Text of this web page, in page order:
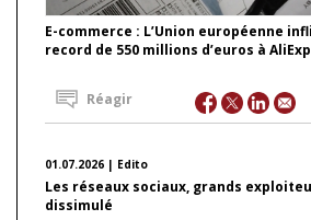
E-commerce : L’Union européenne
record de 550 millions d’euros à
Réagir
01.07.2026 | Edito
Les réseaux sociaux, grands
dissimulé